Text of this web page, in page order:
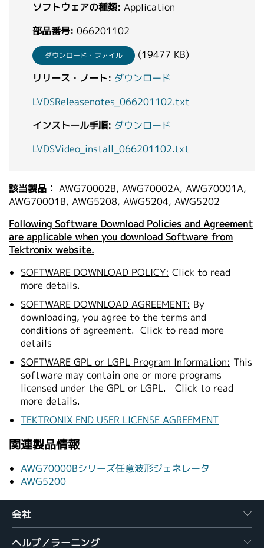
韓国語
繁體中文
ソフトウェアの種類: Application
部品番号: 066201102
ダウンロード・ファイル
(19477 KB)
リリース・ノート: ダウンロード
LVDSReleasenotes_066201102.txt
インストール手順: ダウンロード
LVDSVideo_install_066201102.txt
該当製品： AWG70002B, AWG70002A, AWG70001A,
AWG70001B, AWG5208, AWG5204, AWG5202
Following Software Download Policies and Agreement
are applicable when you download Software from
Tektronix website.
SOFTWARE DOWNLOAD POLICY: Click to read
more details.
SOFTWARE DOWNLOAD AGREEMENT: By
downloading, you agree to the terms and
conditions of agreement. Click to read more
details
SOFTWARE GPL or LGPL Program Information: This
software may contain one or more programs
licensed under the GPL or LGPL.
Click to read
more details.
TEKTRONIX END USER LICENSE AGREEMENT
関連製品情報
AWG70000Bシリーズ任意波形ジェネレータ
AWG5200
会社
ヘルプ／ラーニング